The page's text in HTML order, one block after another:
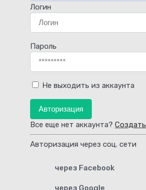
Логин
Пароль
Не выходить из аккаунта
Авторизация
Все еще нет аккаунта? Создать
Авторизация через соц. сети
через Facebook
через Google